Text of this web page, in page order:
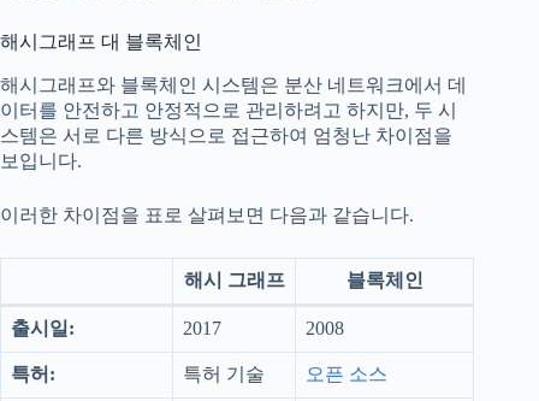
해시그래프 대 블록체인
해시그래프와 블록체인 시스템은 분산 네트워크에서 데
이터를 안전하고 안정적으로 관리하려고 하지만, 두 시
스템은 서로 다른 방식으로 접근하여 엄청난 차이점을
보입니다.
이러한 차이점을 표로 살펴보면 다음과 같습니다.
해시 그래프 블록체인
출시일: 2017 2008
특허: 특허 기술 오픈 소스